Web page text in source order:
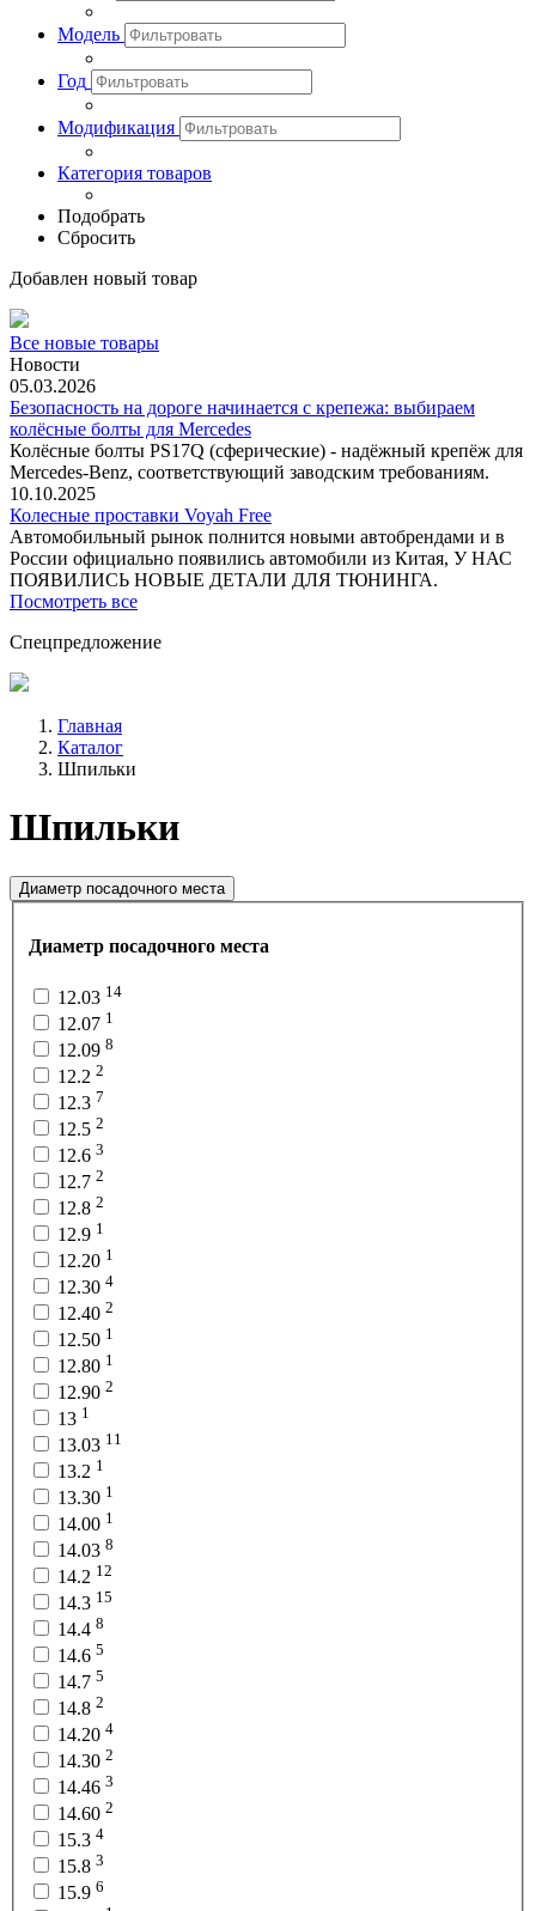
Модель
Год
Модификация
Категория товаров
Подобрать
Сбросить
Добавлен новый товар
Все новые товары
Новости
05.03.2026
Безопасность на дороге начинается с крепежа: выбираем
колёсные болты для Mercedes
Колёсные болты PS17Q (сферические) - надёжный крепёж для
Mercedes‑Benz, соответствующий заводским требованиям.
10.10.2025
Колесные проставки Voyah Free
Автомобильный рынок полнится новыми автобрендами и в
России официально появились автомобили из Китая, У НАС
ПОЯВИЛИСЬ НОВЫЕ ДЕТАЛИ ДЛЯ ТЮНИНГА.
Посмотреть все
Спецпредложение
Главная
Каталог
Шпильки
Шпильки
Диаметр посадочного места
Диаметр посадочного места
12.03 14
12.07 1
12.09 8
12.2 2
12.3 7
12.5 2
12.6 3
12.7 2
12.8 2
12.9 1
12.20 1
12.30 4
12.40 2
12.50 1
12.80 1
12.90 2
13 1
13.03 11
13.2 1
13.30 1
14.00 1
14.03 8
14.2 12
14.3 15
14.4 8
14.6 5
14.7 5
14.8 2
14.20 4
14.30 2
14.46 3
14.60 2
15.3 4
15.8 3
15.9 6